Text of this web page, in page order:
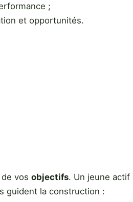
;
et opportunités.
de vosobjectifs. Un jeune
guident la construction :